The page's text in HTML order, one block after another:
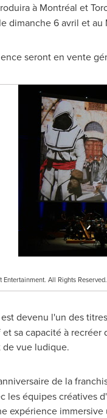
à Montréal et
dimanche 6 avril et au
seront en vente
All Rights
devenu l'un des
sa capacité à
vue ludique.
de la
les équipes
expérience